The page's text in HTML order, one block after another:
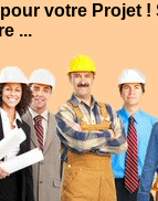
votre Projet !
...